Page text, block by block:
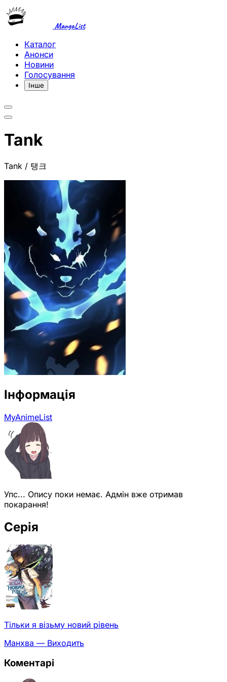
MangaList
Каталог
Анонси
Новини
Голосування
Інше
Tank
Tank / 탱크
Інформація
MyAnimeList
Упс... Опису поки немає. Адмін вже отримав
покарання!
Серія
Тільки я візьму новий рівень
Манхва — Виходить
Коментарі